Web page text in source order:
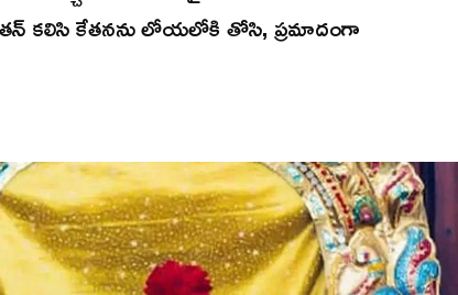
కలిసి కేతనను లోయలోకి తోసి, ప్రమాదంగా